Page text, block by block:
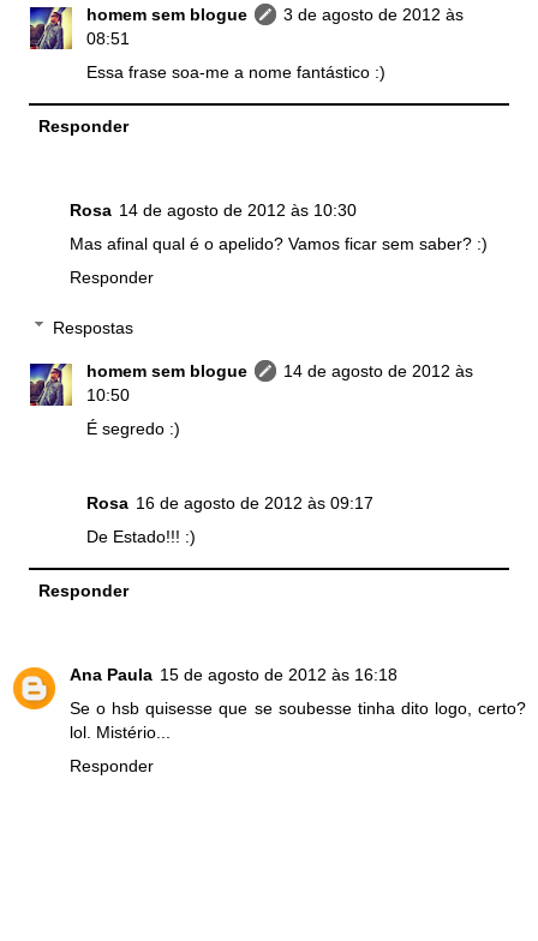
homem sem blogue
3 de agosto de 2012 às
08:51
Essa frase soa-me a nome fantástico :)
Responder
Rosa 14 de agosto de 2012 às 10:30
Mas afinal qual é o apelido? Vamos ficar sem saber? :)
Responder
Respostas
homem sem blogue
14 de agosto de 2012 às
10:50
É segredo :)
Rosa 16 de agosto de 2012 às 09:17
De Estado!!! :)
Responder
Ana Paula 15 de agosto de 2012 às 16:18
Se o hsb quisesse que se soubesse tinha dito logo, certo?
lol. Mistério...
Responder